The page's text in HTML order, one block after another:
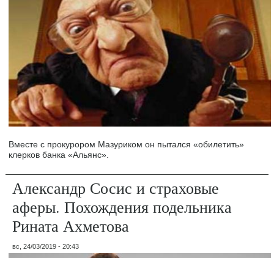
Вместе с прокурором Мазуриком он пытался «обилетить»
клерков банка «Альянс».
Александр Сосис и страховые
аферы. Похождения подельника
Рината Ахметова
вс, 24/03/2019 - 20:43